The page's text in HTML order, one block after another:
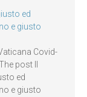
ed
e giusto
Covid-
post Il
ed
e giusto